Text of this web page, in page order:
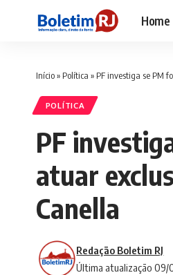
Home
Início» Política » PF investiga se PM
POLÍTICA
PF
atuar
Canella
Última atualização 09/
Redação Boletim RJ